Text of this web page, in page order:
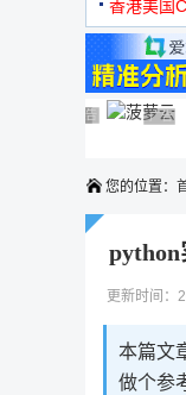
机
香港美国
广告 商业广告，理性
广告 商业广告，理
广告 商业广告，理
广告
您的位置：
python
更新时间：
本篇文
做个参